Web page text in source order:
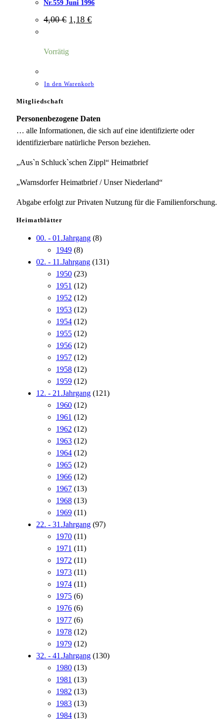
Nr.559 Juni 1996
4,00€ Ursprünglicher
Preis
1,18 €Aktueller
Preis
Vorrätig
In den Warenkorb
Mitgliedschaft
Personenbezogene Daten
… alle Informationen, die sich auf eine identifizierte oder
identifizierbare natürliche Person beziehen.
„Aus`n Schluck`schen Zippl“ Heimatbrief
„Warnsdorfer Heimatbrief / Unser Niederland“
Abgabe erfolgt zur Privaten Nutzung für die Familienforschung.
Heimatblätter
00. - 01.Jahrgang (8)
1949 (8)
02. - 11.Jahrgang (131)
1950 (23)
1951 (12)
1952 (12)
1953 (12)
1954 (12)
1955 (12)
1956 (12)
1957 (12)
1958 (12)
1959 (12)
12. - 21.Jahrgang (121)
1960 (12)
1961 (12)
1962 (12)
1963 (12)
1964 (12)
1965 (12)
1966 (12)
1967 (13)
1968 (13)
1969 (11)
22. - 31.Jahrgang (97)
1970 (11)
1971 (11)
1972 (11)
1973 (11)
1974 (11)
1975 (6)
1976 (6)
1977 (6)
1978 (12)
1979 (12)
32. - 41.Jahrgang (130)
1980 (13)
1981 (13)
1982 (13)
1983 (13)
1984 (13)